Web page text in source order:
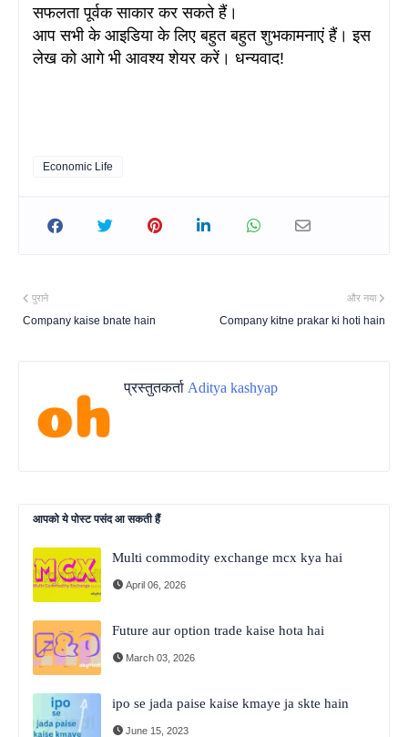
सफलता पूर्वक साकार कर सकते हैं।
आप सभी के आइडिया के लिए बहुत बहुत शुभकामनाएं हैं। इस
लेख को आगे भी आवश्य शेयर करें। धन्यवाद!
Economic Life
और नया
Company kitne prakar ki hoti hain
पुराने
Company kaise bnate hain
प्रस्तुतकर्ता Aditya kashyap
आपको ये पोस्ट पसंद आ सकती हैं
Multi commodity exchange mcx kya hai
April 06, 2026
Future aur option trade kaise hota hai
March 03, 2026
ipo se jada paise kaise kmaye ja skte hain
June 15, 2023